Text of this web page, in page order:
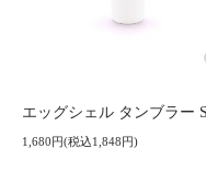
エッグシェル タンブラー
1,680円(税込1,848円)